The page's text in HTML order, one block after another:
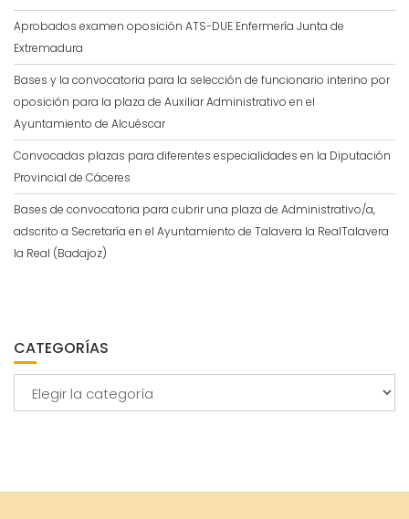
Aprobados examen oposición ATS-DUE Enfermería Junta de
Extremadura
Bases y la convocatoria para la selección de funcionario interino por
oposición para la plaza de Auxiliar Administrativo en el
Ayuntamiento de Alcuéscar
Convocadas plazas para diferentes especialidades en la Diputación
Provincial de Cáceres
Bases de convocatoria para cubrir una plaza de Administrativo/a,
adscrito a Secretaría en el Ayuntamiento de Talavera la RealTalavera
la Real (Badajoz)
CATEGORÍAS